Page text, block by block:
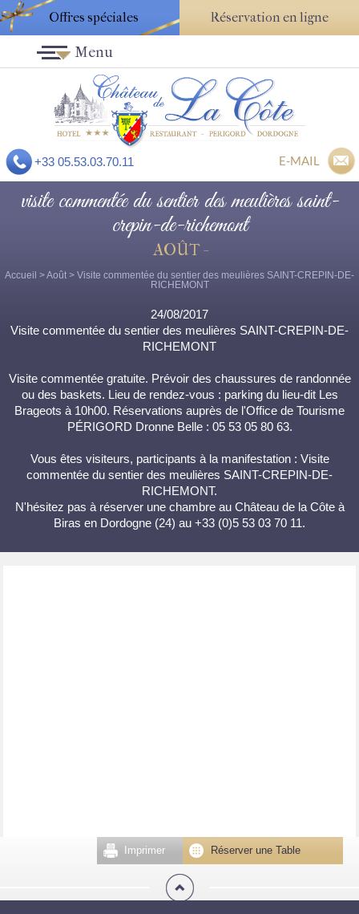
Offres spéciales Réservation en ligne
+33 05.53.03.70.11 E-MAIL
Menu
visite commentée du sentier des meulières saint-
crepin-de-richemont
AOÛT -
Accueil >Août > Visite commentée du sentier des meulières SAINT-CREPIN-DE-
RICHEMONT
24/08/2017
Visite commentée du sentier des meulières SAINT-CREPIN-DE-
RICHEMONT
Visite commentée gratuite. Prévoir des chaussures de randonnée
ou des baskets. Lieu de rendez-vous : parking du lieu-dit Les
Brageots à 10h00. Réservations auprès de l'Office de Tourisme
PÉRIGORD Dronne Belle : 05 53 05 80 63.
Vous êtes visiteurs, participants à la manifestation : Visite
commentée du sentier des meulières SAINT-CREPIN-DE-
RICHEMONT.
N'hésitez pas à réserver une chambre au Château de la Côte à
Biras en Dordogne (24) au +33 (0)5 53 03 70 11.
Réserver une Table
Imprimer